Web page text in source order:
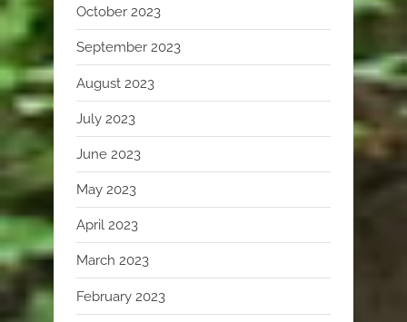
October 2023
September 2023
August 2023
July 2023
June 2023
May 2023
April 2023
March 2023
February 2023